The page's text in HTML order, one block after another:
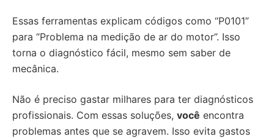
Essas ferramentas explicam códigos como “P0101”
para “Problema na medição de ar do motor”. Isso
torna o diagnóstico fácil, mesmo sem saber de
mecânica.
Não é preciso gastar milhares para ter diagnósticos
profissionais. Com essas soluções, você encontra
problemas antes que se agravem. Isso evita gastos